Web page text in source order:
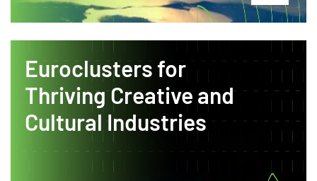
Euroclusters for
Thriving Creative and
Cultural Industries